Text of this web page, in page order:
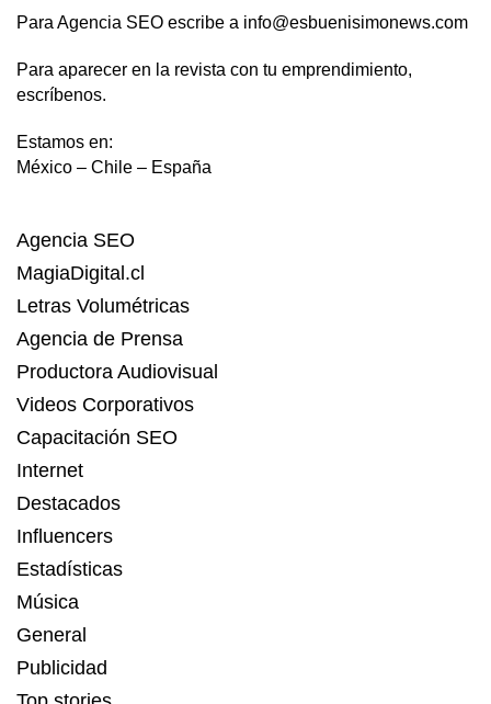
Para Agencia SEO escribe a info@esbuenisimonews.com
Para aparecer en la revista con tu emprendimiento,
escríbenos.
Estamos en:
México – Chile – España
Agencia SEO
MagiaDigital.cl
Letras Volumétricas
Agencia de Prensa
Productora Audiovisual
Videos Corporativos
Capacitación SEO
Internet
Destacados
Influencers
Estadísticas
Música
General
Publicidad